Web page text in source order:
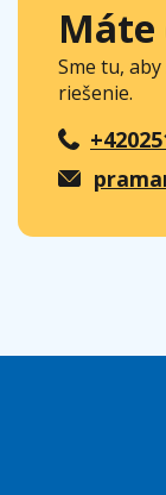
Máte
Sme tu,
riešenie.